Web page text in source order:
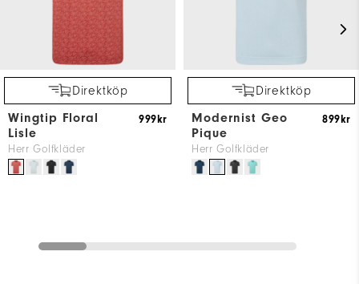
Direktköp
Wingtip Floral
Lisle
Herr Golfkläder
999kr
Direktköp
Modernist Geo
Pique
Herr Golfkläder
899kr